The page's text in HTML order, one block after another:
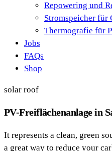
Repowering und
Stromspeicher für
Thermografie für
Jobs
FAQs
Shop
solar roof
PV-Freiflächenanlage in
It represents a clean, green
a great way to reduce your